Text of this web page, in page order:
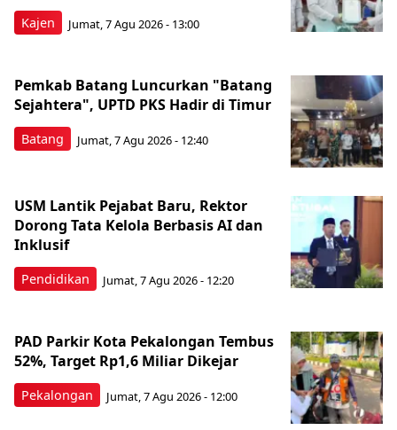
Kajen Jumat, 7 Agu 2026 - 13:00
Batang
Pemkab Batang Luncurkan "Batang
Sejahtera", UPTD PKS Hadir di Timur
Jumat, 7 Agu 2026 - 12:40
Pendidikan
USM Lantik Pejabat Baru, Rektor
Dorong Tata Kelola Berbasis AI dan
Inklusif
Jumat, 7 Agu 2026 - 12:20
Pekalongan
PAD Parkir Kota Pekalongan Tembus
52%, Target Rp1,6 Miliar Dikejar
Jumat, 7 Agu 2026 - 12:00